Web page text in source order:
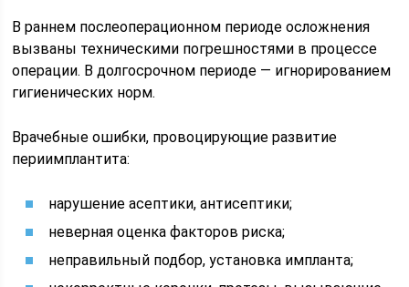
В раннем послеоперационном периоде осложнения
вызваны техническими погрешностями в процессе
операции. В долгосрочном периоде — игнорированием
гигиенических норм.
Врачебные ошибки, провоцирующие развитие
периимплантита:
нарушение асептики, антисептики;
неверная оценка факторов риска;
неправильный подбор, установка импланта;